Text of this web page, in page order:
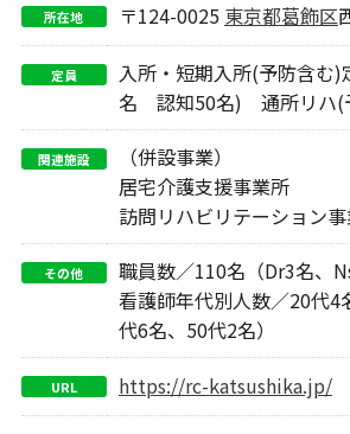
所在地 〒124-0025 東京都葛飾区
定員
入所・短期入所(予防含む
名 認知50名) 通所リハ(
関連施設
（併設事業）
居宅介護支援事業所
訪問リハビリテーション
その他
職員数／110名（Dr3名、
看護師年代別人数／20代4
代6名、50代2名）
URL https://rc-katsushika.jp/